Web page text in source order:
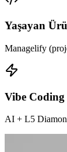
Yaşayan
Managelify
Vibe
AI + L5